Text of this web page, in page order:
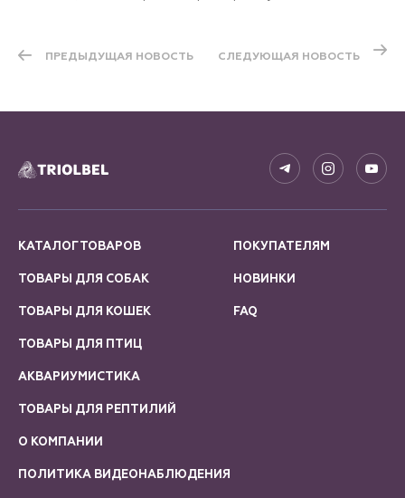
ПРЕДЫДУЩАЯ НОВОСТЬ СЛЕДУЮЩАЯ НОВОСТЬ
КАТАЛОГ ТОВАРОВ
ТОВАРЫ ДЛЯ СОБАК
ТОВАРЫ ДЛЯ КОШЕК
ТОВАРЫ ДЛЯ ПТИЦ
АКВАРИУМИСТИКА
ТОВАРЫ ДЛЯ РЕПТИЛИЙ
ПОКУПАТЕЛЯМ
НОВИНКИ
FAQ
О КОМПАНИИ
ПОЛИТИКА ВИДЕОНАБЛЮДЕНИЯ